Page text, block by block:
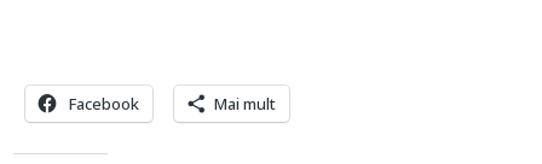
Facebook Mai mult